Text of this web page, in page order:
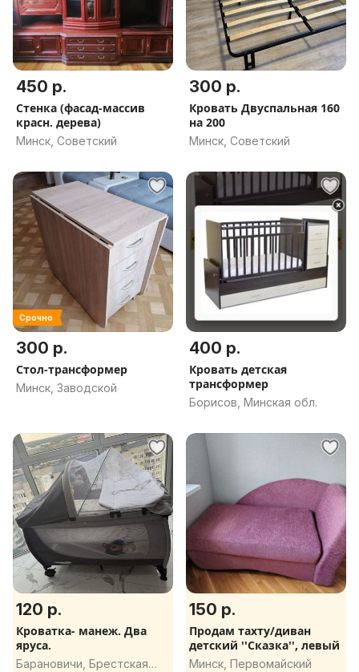
450 р.
Стенка (фасад-массив
красн. дерева)
Минск, Советский
300 р.
Кровать Двуспальная 160
на 200
Минск, Советский
Срочно
300 р.
Стол-трансформер
Минск, Заводской
400 р.
Кровать детская
трансформер
Борисов, Минская обл.
120 р.
Кроватка- манеж. Два
яруса.
Барановичи, Брестская
150 р.
Продам тахту/диван
детский ''Сказка'', левый
Минск, Первомайский